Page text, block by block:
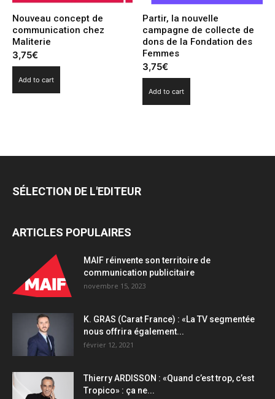
Nouveau concept de
communication chez
Maliterie
3,75€
Add to cart
Partir, la nouvelle
campagne de collecte de
dons de la Fondation des
Femmes
3,75€
Add to cart
SÉLECTION DE L'EDITEUR
ARTICLES POPULAIRES
MAIF réinvente son territoire de
communication publicitaire
novembre 15, 2023
K. GRAS (Carat France) : «La TV segmentée
nous offrira également...
février 12, 2021
Thierry ARDISSON : «Quand c’est trop, c’est
Tropico» : ça ne...